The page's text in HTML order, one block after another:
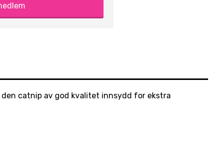
catnip av god kvalitet innsydd for ekstra